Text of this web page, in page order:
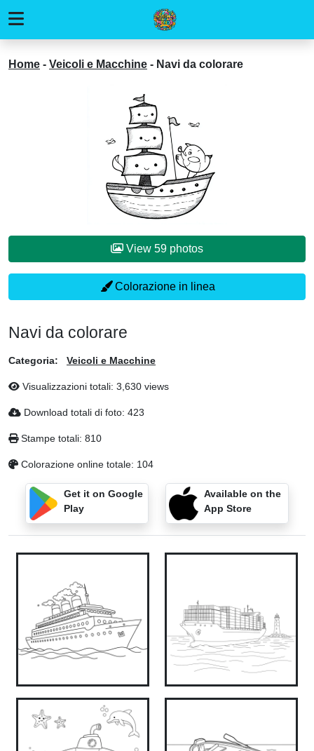
Home - Veicoli e Macchine - Navi da colorare
View 59 photos
Colorazione in linea
Navi da colorare
Categoria: Veicoli e Macchine
Visualizzazioni totali: 3,630 views
Download totali di foto: 423
Stampe totali: 810
Colorazione online totale: 104
Get it on Google
Play
Available on the
App Store